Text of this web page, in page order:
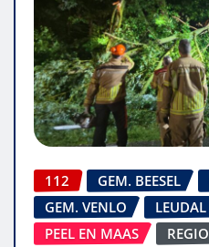
112 GEM. BEESEL
GEM. VENLO
LEUDAL
PEEL EN MAAS
REGIO